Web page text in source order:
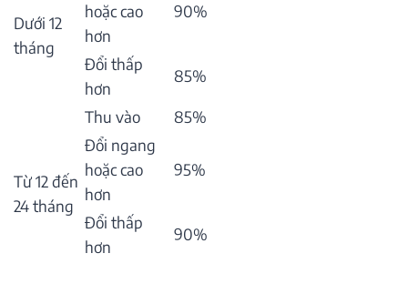
Dưới 12
tháng
hoặc cao
hơn
90%
Đổi thấp
hơn
85%
Từ 12 đến
24 tháng
Thu vào
85%
Đổi ngang
hoặc cao
hơn
95%
Đổi thấp
hơn
90%